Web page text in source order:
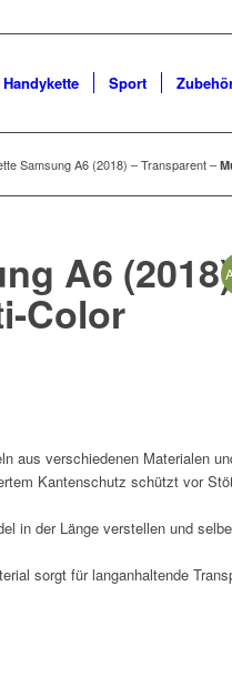
Sport
Samsung A6 (2018) – Transparent –
A6
Color
aus verschiedenen Materialen
Kantenschutz schützt vor
in der Länge verstellen und
sorgt für langanhaltende